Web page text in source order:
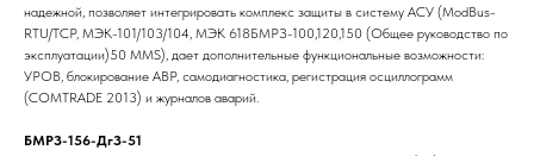
надежной, позволяет интегрировать комплекс защиты в систему АСУ (ModBus-
RTU/TCP, МЭК-101/103/104, МЭК 618БМРЗ-100,120,150 (Общее руководство по
эксплуатации)50 MMS), дает дополнительные функциональные возможности:
УРОВ, блокирование АВР, самодиагностика, регистрация осциллограмм
(COMTRADE 2013) и журналов аварий.
БМРЗ-156-ДгЗ-51